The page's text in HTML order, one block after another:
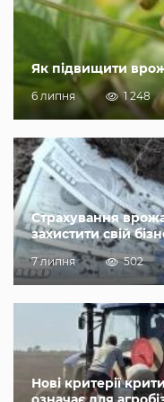
Як підвищити
6 липня 1 248
Страхування
захистити свій
7 липня 502
Нові критерії